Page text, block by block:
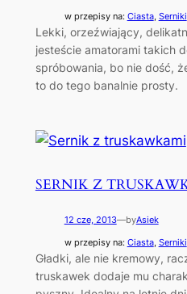
w przepisy na: Ciasta, Serniki
Lekki, orzeźwiający,
jesteście amatorami takich
spróbowania, bo nie dość,
to do tego banalnie prosty.
SERNIK Z
12 cze, 2013—byAsiek
w przepisy na: Ciasta, Serniki
Gładki, ale nie kremowy,
truskawek dodaje mu